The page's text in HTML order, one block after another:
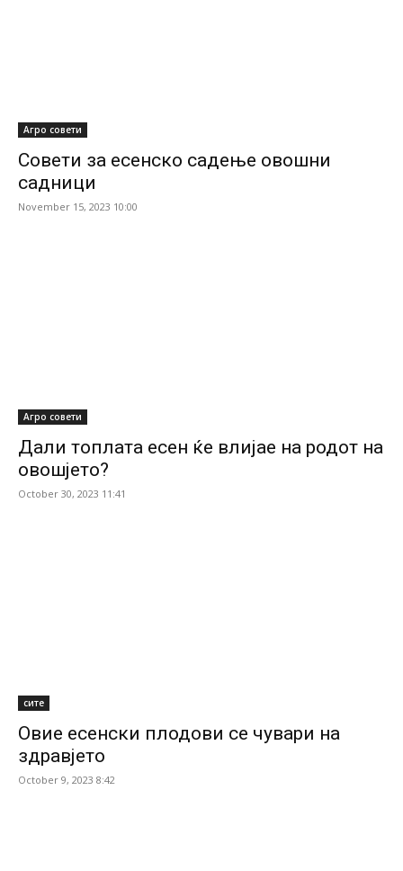
Агро совети
Совети за есенско садење овошни
садници
November 15, 2023 10:00
Агро совети
Дали топлата есен ќе влијае на родот на
овошјето?
October 30, 2023 11:41
сите
Овие есенски плодови се чувари на
здравјето
October 9, 2023 8:42